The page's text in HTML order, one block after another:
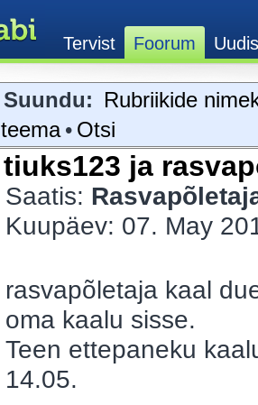
Suundu: Rubriikide
teema • Otsi
tiuks123 ja
Saatis:
Kuupäev: 07. May
rasvapõletaja kaal
oma kaalu sisse.
Teen ettepaneku
14.05.